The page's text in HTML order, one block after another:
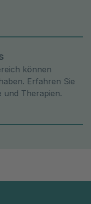
können
Erfahren Sie
und Therapien.